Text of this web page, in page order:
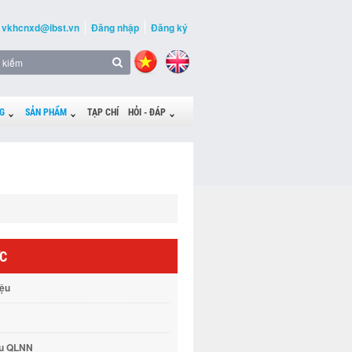
vkhcnxd@ibst.vn Đăng nhập Đăng ký
SẢN PHẨM TẠP CHÍ HỎI - ĐÁP
QLNN